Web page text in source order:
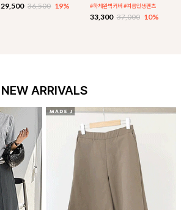
29,500 36,500 19% #하체완벽커버 #여름인생팬츠
33,300 37,000 10%
NEW ARRIVALS